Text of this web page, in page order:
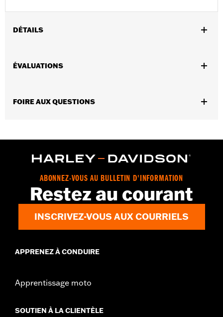
DÉTAILS
Vendues en unités:
d.com/warrantypour obtenir tous les détails
ÉVALUATIONS
FOIRE AUX QUESTIONS
ABONNEZ-VOUS AU BULLETIN D'INFORMATION
Restez au courant
INSCRIVEZ-VOUS AUX COURRIELS
APPRENEZ À CONDUIRE
Apprentissage moto
SOUTIEN À LA CLIENTÈLE